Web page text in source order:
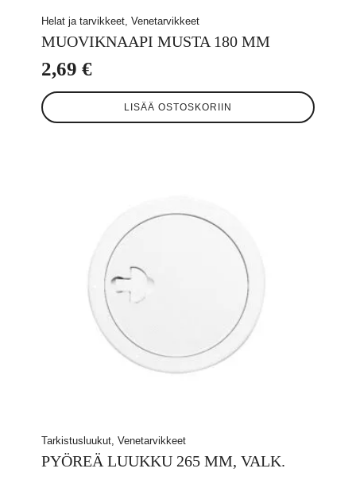
Helat ja tarvikkeet, Venetarvikkeet
MUOVIKNAAPI MUSTA 180 MM
2,69 €
LISÄÄ OSTOSKORIIN
Tarkistusluukut, Venetarvikkeet
PYÖREÄ LUUKKU 265 MM, VALK.